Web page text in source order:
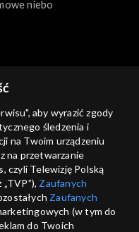
niebo
i ich historie
willi „Bolko”
aby wyrazić zgody
śledzenia i
na Twoim urządzeniu
na przetwarzanie
czyli Telewizję Polską
Zaufanych
Zaufanych
(w tym do
do Twoich